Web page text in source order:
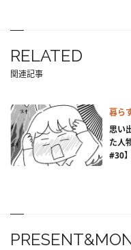
RELATED
関連記事
暮ら
思い
た人
#30】